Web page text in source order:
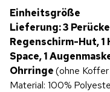
Einheitsgröße
Lieferung:3
Regenschirm-Hut, 1
Space, 1
Ohrringe(ohne
Material: 100%